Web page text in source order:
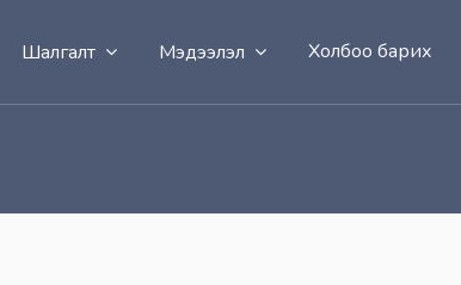
Шалгалт Мэдээлэл Холбоо барих